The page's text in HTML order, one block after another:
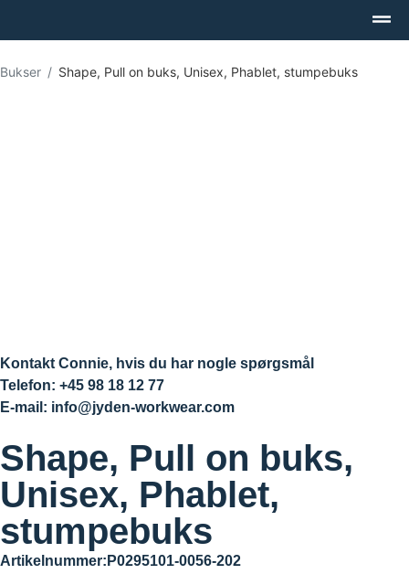
Bukser Shape, Pull on buks, Unisex, Phablet, stumpebuks
Kontakt Connie, hvis du har nogle spørgsmål
Telefon: +45 98 18 12 77
E-mail: info@jyden-workwear.com
Shape, Pull on buks,
Unisex, Phablet,
stumpebuks
Artikelnummer:P0295101-0056-202